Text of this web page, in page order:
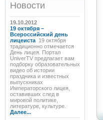
Новости
19.10.2012
19 октября –
Всероссийский день
лицеиста 19 октября
традиционно отмечается
День лицея. Портал
UniverTV предлагает вам
подборку образовательных
видео об истории
праздника и известных
выпускниках
Императорского лицея,
оставивших след в
мировой политике,
литературе, культуре.
Далее...